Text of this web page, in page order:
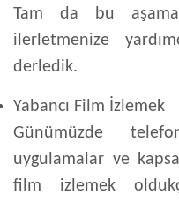
Tam da bu
ilerletmenize
derledik.
Yabancı Film İzlemek
Günümüzde
uygulamalar ve
film izlemek